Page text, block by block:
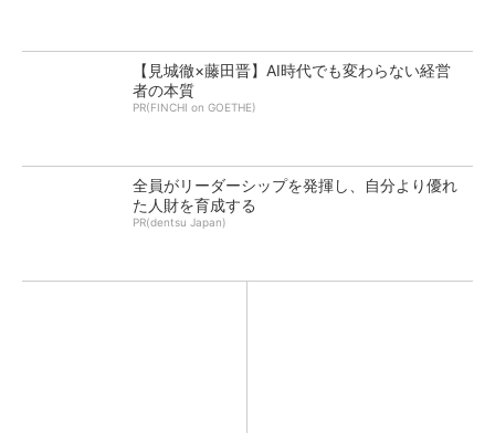
【見城徹×藤田晋】AI時代でも変わらない経営
者の本質
PR(FINCHI on GOETHE)
全員がリーダーシップを発揮し、自分より優れ
た人財を育成する
PR(dentsu Japan)